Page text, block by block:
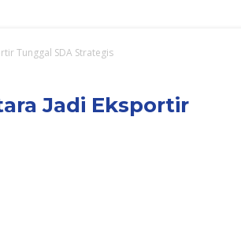
Tunggal SDA Strategis
Jadi Eksportir